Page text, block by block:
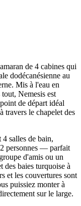
de 4 cabines qui
dodécanésienne au
Mis à l'eau en
Nemesis est
de départ idéal
travers le chapelet des
4 salles de bain,
personnes — parfait
d'amis ou un
des baies turquoise à
et les couvertures sont
puissiez monter à
sur le large.